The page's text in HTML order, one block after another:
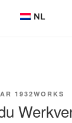
NL
1932WORKS